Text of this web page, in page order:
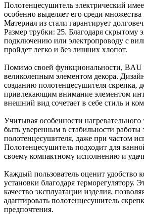
Полотенцесушитель электрический
особенно выделяет его среди
Материал из стали гарантирует
Размер трубки: 25. Благодаря скрытому
подключению или электропроводу с
пройдет легко и без лишних хлопот.
Помимо своей функциональности, BAU
великолепным элементом декора.
созданию полотенцесушителя скрепка,
привлекающим внимание элементом
внешний вид сочетает в себе стиль и
Учитывая особенности
быть уверенным в стабильности работы
полотенцесушителя, даже при частом
Полотенцесушитель подходит для
своему компактному исполнению и
Каждый пользователь оценит удобство
установки благодаря терморегулятору.
качество эксплуатации изделия,
адаптировать полотенцесушитель
предпочтения.